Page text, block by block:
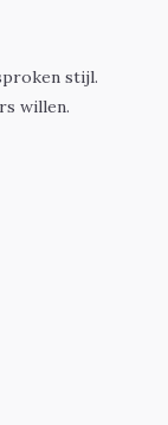
stijl.
willen.